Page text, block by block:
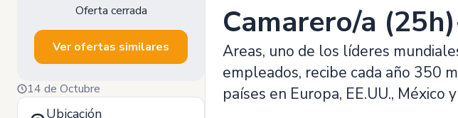
Oferta cerrada
Ver ofertas similares
14 de Octubre
Ubicación
Camarero/a
Areas, uno de los líderes
empleados, recibe cada año 350
países en Europa, EE.UU., México